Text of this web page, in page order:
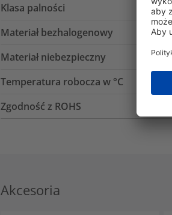
Klasa palności
Materiał bezhalogenowy
Materiał niebezpieczny
Temperatura robocza w °C
Zgodność z ROHS
Akcesoria